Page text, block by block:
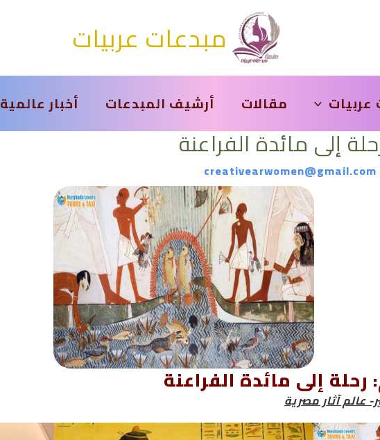
مبدعات عربيات
عربيات مقالات أرشيف المبدعات أخبار عالمية
إلى مائدة الفراعنة
creativearwomen@gmail.com
إلى مائدة الفراعنة
عالم آثار مصرية